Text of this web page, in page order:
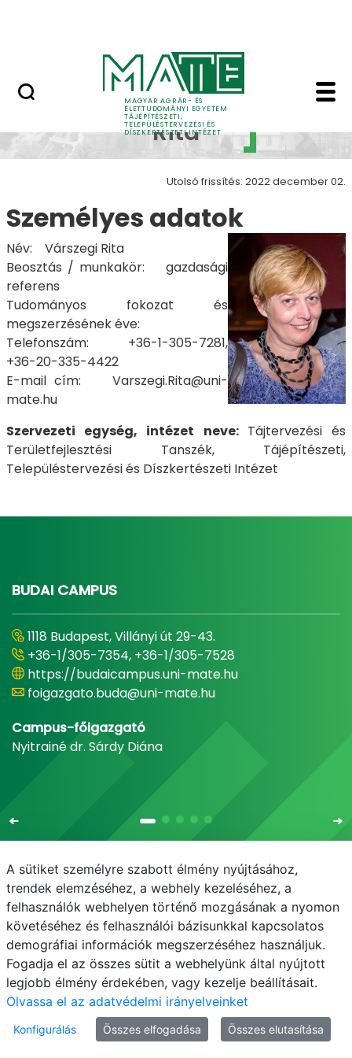
MAGYAR AGRÁR- ÉS
ÉLETTUDOMÁNYI EGYETEM
TÁJÉPÍTÉSZETI,
TELEPÜLÉSTERVEZÉSI ÉS
DÍSZKERTÉSZETI INTÉZET
Várszegi Rita -
Várszegi
Rita
Utolsó frissítés: 2022 december 02.
Személyes adatok
Név: Várszegi Rita
Beosztás / munkakör: gazdasági
referens
Tudományos fokozat és
megszerzésének éve:
Telefonszám: +36-1-305-7281,
+36-20-335-4422
E-mail cím: Varszegi.Rita@uni-
mate.hu
Szervezeti egység, intézet neve: Tájtervezési és
Területfejlesztési Tanszék, Tájépítészeti,
Településtervezési és Díszkertészeti Intézet
BUDAI CAMPUS
1118 Budapest, Villányi út 29-43.
+36-1/305-7354, +36-1/305-7528
https://budaicampus.uni-mate.hu
foigazgato.buda@uni-mate.hu
Campus-főigazgató
Nyitrainé dr. Sárdy Diána
E-mail Telefonkönyv NEPTUN
E-learning
Adatvédelem
© MATE 2021
A sütiket személyre szabott élmény nyújtásához,
trendek elemzéséhez, a webhely kezeléséhez, a
felhasználók webhelyen történő mozgásának a nyomon
követéséhez és felhasználói bázisunkkal kapcsolatos
demográfiai információk megszerzéséhez használjuk.
Fogadja el az összes sütit a webhelyünk által nyújtott
legjobb élmény érdekében, vagy kezelje beállításait.
Olvassa el az adatvédelmi irányelveinket
Konfigurálás Összes elfogadása Összes elutasítása